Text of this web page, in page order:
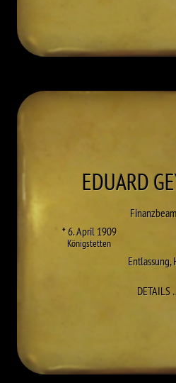
EDUARD
* 6. April 1909
Königstetten
Entlassung,
DETAILS